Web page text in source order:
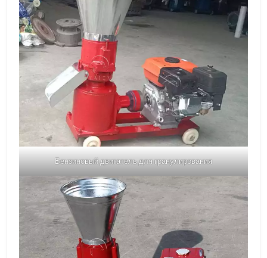
Бензиновый двигатель для гранулирования